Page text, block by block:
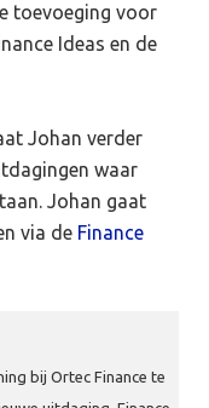
toevoeging voor
Ideas en de
Johan verder
waar
Johan gaat
via de Finance
bij Ortec Finance te